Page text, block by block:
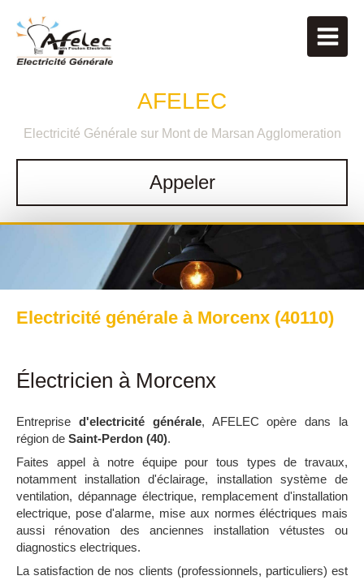
AFELEC
Electricité Générale sur Mont de Marsan Agglomeration
Appeler
Electricité générale à Morcenx (40110)
Électricien à Morcenx
Entreprise d'electricité générale, AFELEC opère dans la
région de Saint-Perdon (40).
Faites appel à notre équipe pour tous types de travaux,
notamment installation d'éclairage, installation système de
ventilation, dépannage électrique, remplacement d'installation
electrique, pose d'alarme, mise aux normes éléctriques mais
aussi rénovation des anciennes installation vétustes ou
diagnostics electriques.
La satisfaction de nos clients (professionnels, particuliers) est